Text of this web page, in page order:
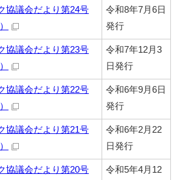
協議会だより第24号
令和8年7月6日
発行
協議会だより第23号
令和7年12月3
日発行
協議会だより第22号
令和6年9月6日
発行
協議会だより第21号
令和6年2月22
日発行
協議会だより第20号
令和5年4月12